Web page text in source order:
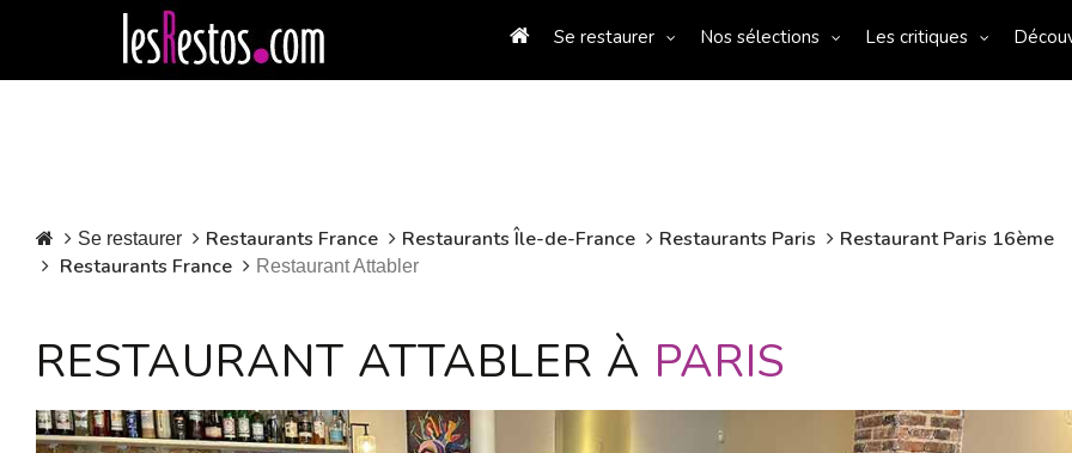
Se restaurer Nos sélections Les critiques
Se restaurer Restaurants France Restaurants Île-de-France Restaurants Paris
Restaurant Paris 16ème
Restaurants France
Restaurant Attabler
RESTAURANT ATTABLER À PARIS